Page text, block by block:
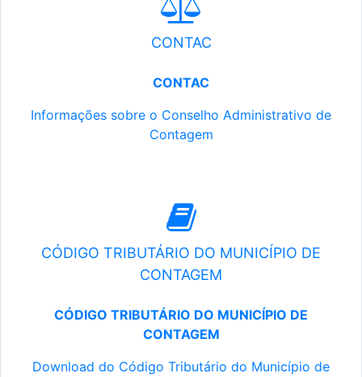
CONTAC
CONTAC
Informações sobre o Conselho Administrativo de
Contagem
CÓDIGO TRIBUTÁRIO DO MUNICÍPIO DE
CONTAGEM
CÓDIGO TRIBUTÁRIO DO MUNICÍPIO DE
CONTAGEM
Download do Código Tributário do Município de